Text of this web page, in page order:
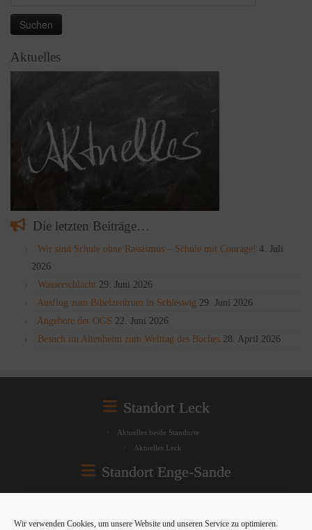
Wir verwenden Cookies, um unsere Website und unseren Service zu optimieren.
Aktuelles
Die letzten Beiträge…
Wir sind Schule ohne Rassismus – Schule mit Courage! 4. Juli
2026
Wasserschlacht 29. Juni 2026
Ausflug zum Bibelzentrum in Schleswig 29. Juni 2026
Angebote der OGS 22. Juni 2026
Besuch im Altenheim zum Welttag des Buches 28. April 2026
Standort Leck
Aktuelles beide Standorte
Aktuelles Leck
Standort Enge-Sande